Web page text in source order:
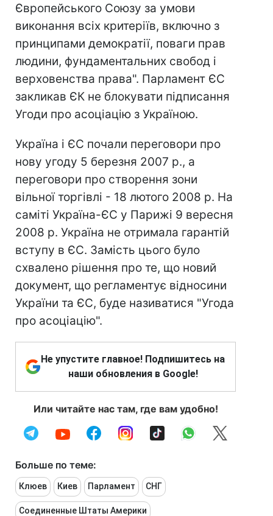
Європейського Союзу за умови
виконання всіх критеріїв, включно з
принципами демократії, поваги прав
людини, фундаментальних свобод і
верховенства права". Парламент ЄС
закликав ЄК не блокувати підписання
Угоди про асоціацію з Україною.
Україна і ЄС почали переговори про
нову угоду 5 березня 2007 р., а
переговори про створення зони
вільної торгівлі - 18 лютого 2008 р. На
саміті Україна-ЄС у Парижі 9 вересня
2008 р. Україна не отримала гарантій
вступу в ЄС. Замість цього було
схвалено рішення про те, що новий
документ, що регламентує відносини
України та ЄС, буде називатися "Угода
про асоціацію".
Не упустите главное! Подпишитесь на
наши обновления в Google!
Или читайте нас там, где вам удобно!
Больше по теме:
Клюев Киев Парламент СНГ
Соединенные Штаты Америки